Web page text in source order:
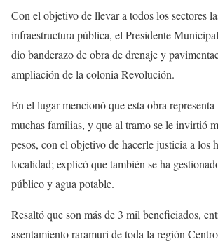
Con el objetivo de llevar a todos los sectores
infraestructura pública, el Presidente
dio banderazo de obra de drenaje y
ampliación de la colonia Revolución.
En el lugar mencionó que esta obra representa
muchas familias, y que al tramo se le invirtió
pesos, con el objetivo de hacerle justicia a los
localidad; explicó que también se ha
público y agua potable.
Resaltó que son más de 3 mil beneficiados,
asentamiento raramuri de toda la región